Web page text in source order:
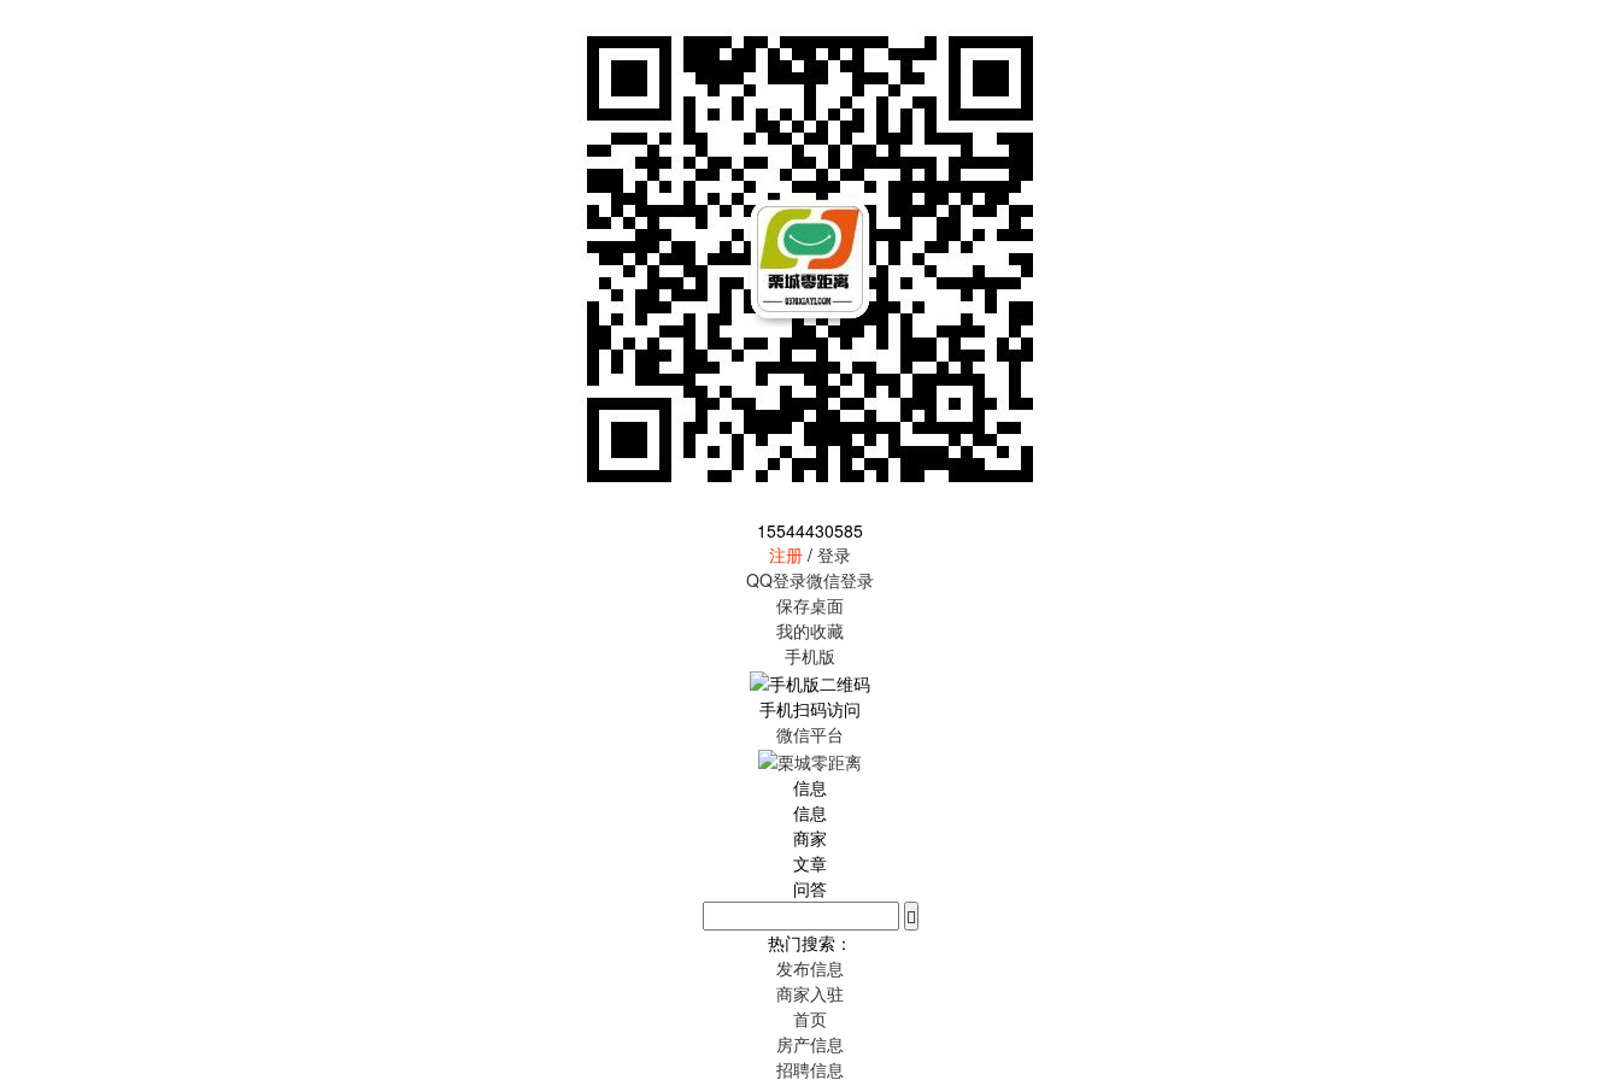
15544430585
注册 / 登录
QQ登录微信登录
保存桌面
我的收藏
手机版
手机扫码访问
微信平台
信息
信息
商家
文章
问答
热门搜索：
发布信息
商家入驻
首页
房产信息
招聘信息